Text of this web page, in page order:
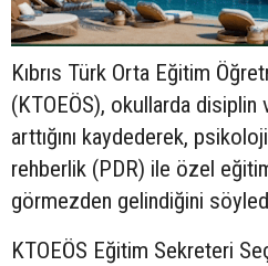
Kıbrıs Türk Orta Eğitim
(KTOEÖS), okullarda disiplin
arttığını kaydederek,
rehberlik (PDR) ile özel
görmezden gelindiğini
KTOEÖS Eğitim Sekreteri